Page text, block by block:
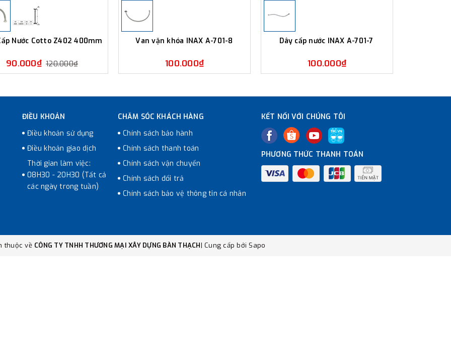
Nước Cotto Z402 400mm
90.000₫ 120.000₫
Van vặn khóa INAX A-701-8
100.000₫
Dây cấp nước INAX A-701-7
100.000₫
ĐIỀU KHOẢN
Điều khoản sử dụng
Điều khoản giao dịch
Thời gian làm việc:
08H30 - 20H30 (Tất cả
các ngày trong tuần)
CHĂM SÓC KHÁCH HÀNG
Chính sách bảo hành
Chính sách thanh toán
Chính sách vận chuyển
Chính sách đổi trả
Chính sách bảo vệ thông tin cá nhân
KẾT NỐI VỚI CHÚNG TÔI
PHƯƠNG THỨC THANH TOÁN
thuộc về CÔNG TY TNHH THƯƠNG MẠI XÂY DỰNG BÀN THẠCH| Cung cấp bởi Sapo